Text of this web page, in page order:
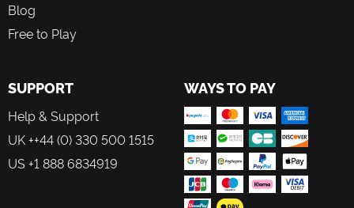
Blog
Free to Play
SUPPORT
Help & Support
UK ++44 (0) 330 500 1515
US +1 888 6834919
WAYS TO PAY